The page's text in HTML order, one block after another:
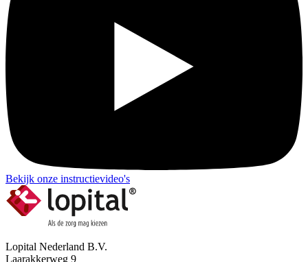
Bekijk onze instructievideo's
Lopital Nederland B.V.
Laarakkerweg 9